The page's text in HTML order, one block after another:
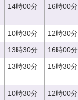
14時00分 16時00分
10時30分 12時30分
13時30分 16時00分
13時30分 15時30分
10時30分 12時00分